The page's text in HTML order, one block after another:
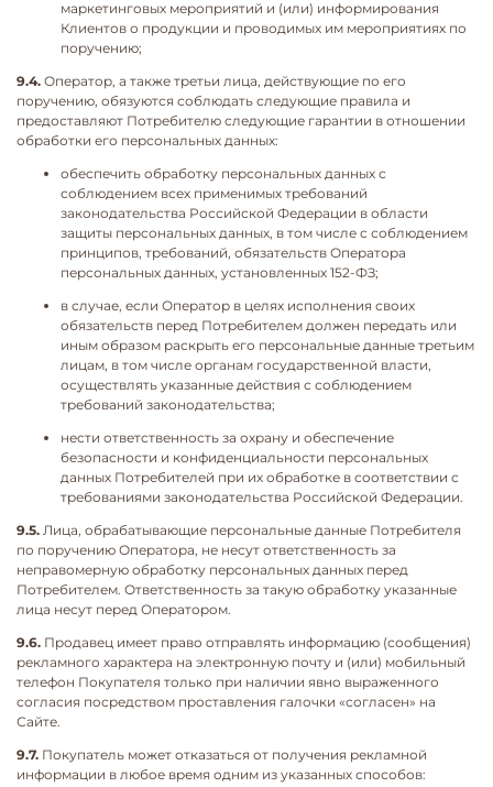
маркетинговых мероприятий и (или) информирования
Клиентов о продукции и проводимых им мероприятиях по
поручению;
9.4. Оператор, а также третьи лица, действующие по его
поручению, обязуются соблюдать следующие правила и
предоставляют Потребителю следующие гарантии в отношении
обработки его персональных данных:
обеспечить обработку персональных данных с
соблюдением всех применимых требований
законодательства Российской Федерации в области
защиты персональных данных, в том числе с соблюдением
принципов, требований, обязательств Оператора
персональных данных, установленных 152-ФЗ;
в случае, если Оператор в целях исполнения своих
обязательств перед Потребителем должен передать или
иным образом раскрыть его персональные данные третьим
лицам, в том числе органам государственной власти,
осуществлять указанные действия с соблюдением
требований законодательства;
нести ответственность за охрану и обеспечение
безопасности и конфиденциальности персональных
данных Потребителей при их обработке в соответствии с
требованиями законодательства Российской Федерации.
9.5. Лица, обрабатывающие персональные данные Потребителя
по поручению Оператора, не несут ответственность за
неправомерную обработку персональных данных перед
Потребителем. Ответственность за такую обработку указанные
лица несут перед Оператором.
9.6. Продавец имеет право отправлять информацию (сообщения)
рекламного характера на электронную почту и (или) мобильный
телефон Покупателя только при наличии явно выраженного
согласия посредством проставления галочки «согласен» на
Сайте.
9.7. Покупатель может отказаться от получения рекламной
информации в любое время одним из указанных способов: